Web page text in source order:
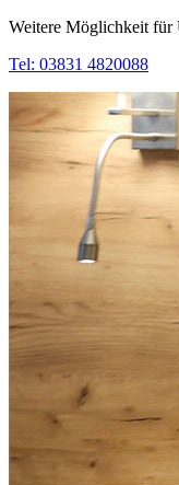
Weitere Möglichkeit für
Tel: 03831 4820088